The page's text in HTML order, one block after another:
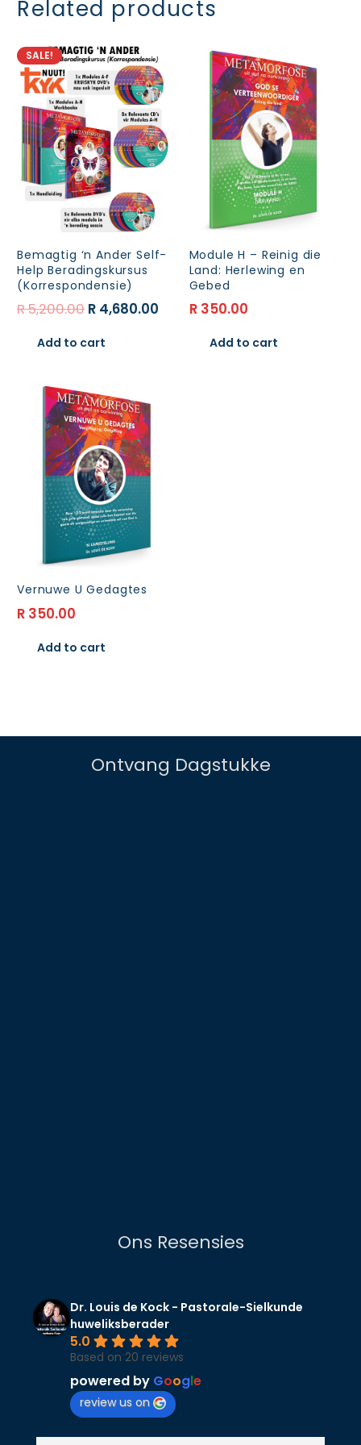
quantity
Related products
SALE!
Bemagtig ‘n Ander Self-
Help Beradingskursus
(Korrespondensie)
R5,200.00 Original
was:
R 4,680.00 Current
Add to cart
Module H – Reinig die
Land: Herlewing en
Gebed
R350.00
Add to cart
Vernuwe U Gedagtes
R 350.00
Add to cart
Ontvang Dagstukke
Ons Resensies
Dr. Louis de Kock - Pastorale-Sielkunde
huweliksberader
5.0
Based on 20 reviews
powered by Google
review us on